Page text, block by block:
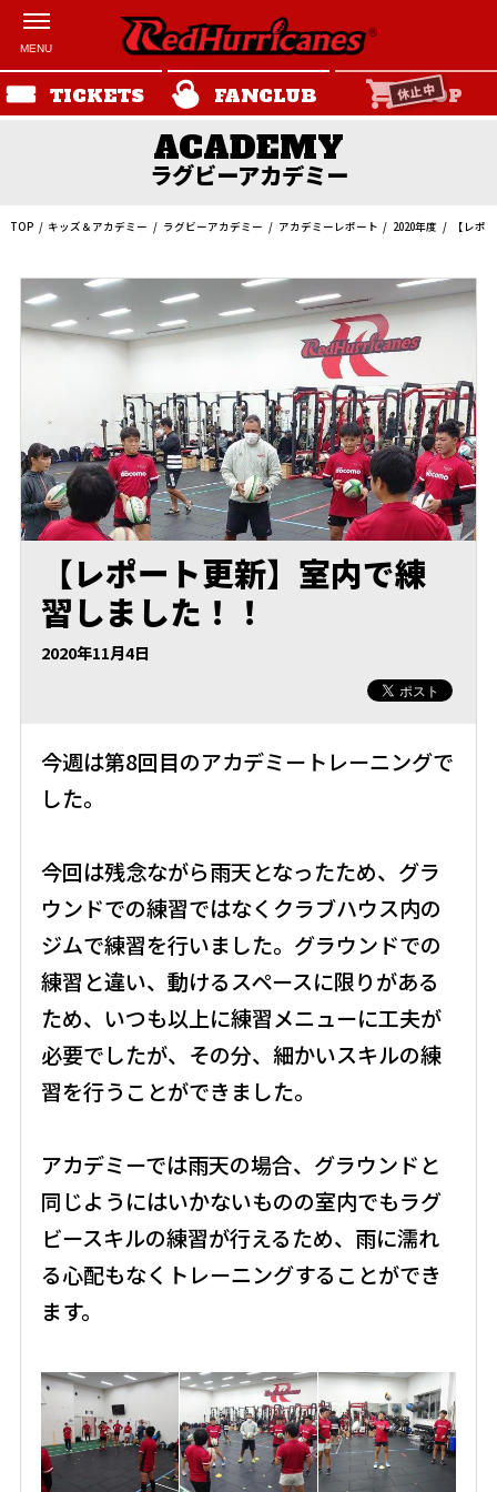
TICKETS FANCLUB SHOP
休止中
ラグビーアカデミー
TOP キッズ＆アカデミー ラグビーアカデミー アカデミーレポート 2020年度 【レポ
【レポート更新】室内で練
習しました！！
2020年11月4日
今週は第8回目のアカデミートレーニングで
した。
今回は残念ながら雨天となったため、グラ
ウンドでの練習ではなくクラブハウス内の
ジムで練習を行いました。グラウンドでの
練習と違い、動けるスペースに限りがある
ため、いつも以上に練習メニューに工夫が
必要でしたが、その分、細かいスキルの練
習を行うことができました。
アカデミーでは雨天の場合、グラウンドと
同じようにはいかないものの室内でもラグ
ビースキルの練習が行えるため、雨に濡れ
る心配もなくトレーニングすることができ
ます。